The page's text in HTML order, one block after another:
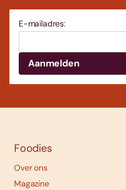
E-mailadres:
Foodies
Over ons
Magazine